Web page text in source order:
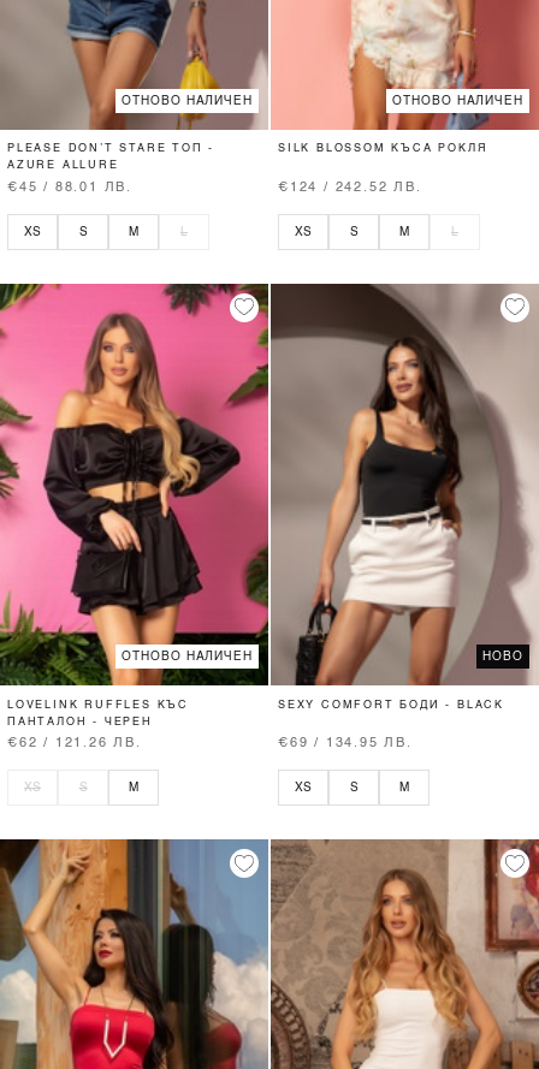
ОТНОВО НАЛИЧЕН
PLEASE DON’T STARE ТОП -
AZURE ALLURE
€45 / 88.01 ЛВ.
XS S M L
ОТНОВО НАЛИЧЕН
SILK BLOSSOM КЪСА РОКЛЯ
€124 / 242.52 ЛВ.
XS S M L
ОТНОВО НАЛИЧЕН
LOVELINK RUFFLES КЪС
ПАНТАЛОН - ЧЕРЕН
€62 / 121.26 ЛВ.
XS S M
НОВО
SEXY COMFORT БОДИ - BLACK
€69 / 134.95 ЛВ.
XS S M